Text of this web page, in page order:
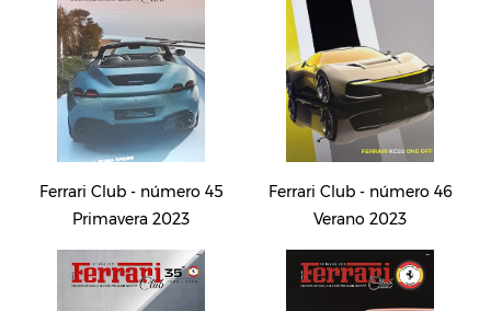
Ferrari Club - número 45
Primavera 2023
Ferrari Club - número 46
Verano 2023